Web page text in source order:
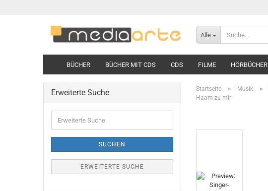
Alle
BÜCHER BÜCHER MIT CDS CDS FILME HÖRBÜCHER
Startseite » Musik »
Haam zu mir
Erweiterte Suche
Suche
SUCHEN
ERWEITERTE SUCHE